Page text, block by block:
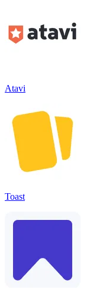
Atavi
Toast